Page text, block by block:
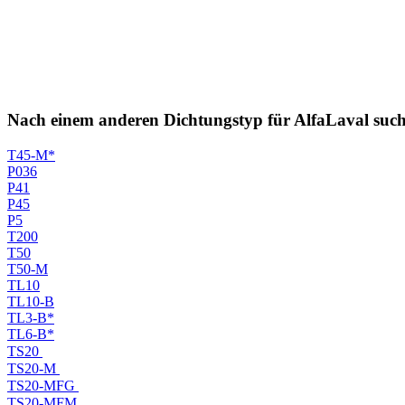
Nach einem anderen Dichtungstyp für AlfaLaval
T45-M*
P036
P41
P45
P5
T200
T50
T50-M
TL10
TL10-B
TL3-B*
TL6-B*
TS20
TS20-M
TS20-MFG